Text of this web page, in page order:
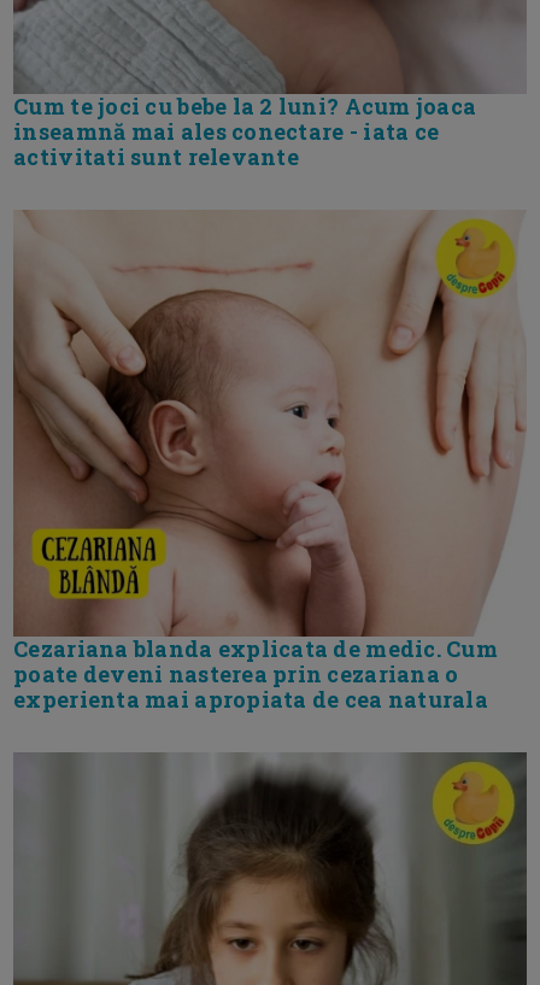
Cum te joci cu bebe la 2 luni? Acum joaca
inseamnă mai ales conectare - iata ce
activitati sunt relevante
Cezariana blanda explicata de medic. Cum
poate deveni nasterea prin cezariana o
experienta mai apropiata de cea naturala